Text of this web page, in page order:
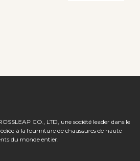
CO., LTD, une société leader dans le
à la fourniture de chaussures de haute
du monde entier.